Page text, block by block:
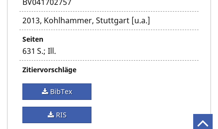
2013, Kohlhammer, Stuttgart [u.a.]
Seiten
631 S.; Ill.
Zitiervorschläge
BibTex
RIS